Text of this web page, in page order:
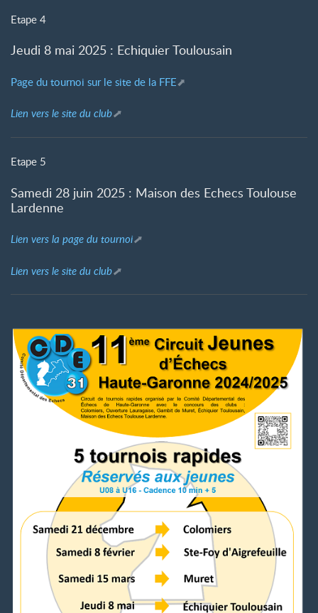
Etape 4
Jeudi 8 mai 2025 : Echiquier Toulousain
Page du tournoi sur le site de la FFE
Lien vers le site du club
Etape 5
Samedi 28 juin 2025 : Maison des Echecs Toulouse
Lardenne
Lien vers la page du tournoi
Lien vers le site du club